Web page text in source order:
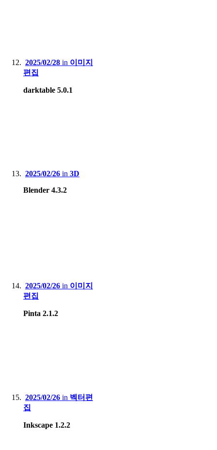
2025/02/28 in 이미지
편집
darktable 5.0.1
2025/02/26 in 3D
Blender 4.3.2
2025/02/26 in 이미지
편집
Pinta 2.1.2
2025/02/26 in 벡터편
집
Inkscape 1.2.2